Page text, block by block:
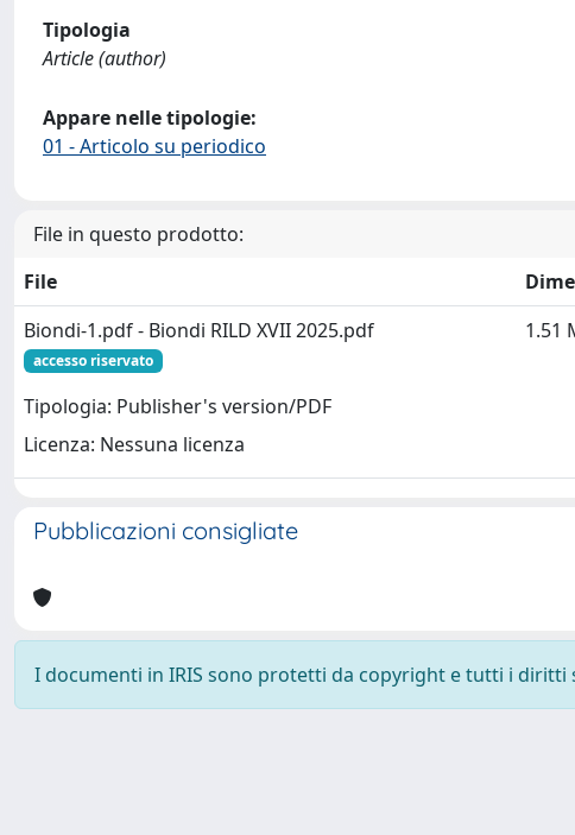
Tipologia
Article (author)
Appare nelle tipologie:
01 - Articolo su periodico
File in questo prodotto:
File
Biondi-1.pdf - Biondi RILD XVII 2025.pdf
accesso riservato
Tipologia: Publisher's version/PDF
Licenza: Nessuna licenza
1.51
Pubblicazioni consigliate
I documenti in IRIS sono protetti da copyright e tutti i diritti